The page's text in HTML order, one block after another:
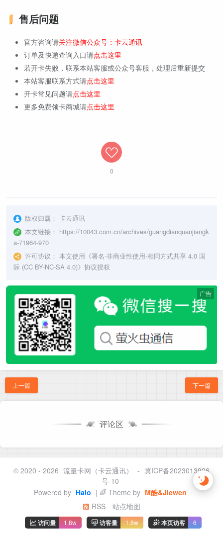
售后问题
官方咨询请关注微信公众号：卡云通讯
订单及快递查询入口请点击这里
若开卡失败，联系本站客服或公众号客服，处理后重新提交
本站客服联系方式请点击这里
开卡常见问题请点击这里
更多免费领卡商城请点击这里
0
版权归属： 卡云通讯
本文链接： https://10043.com.cn/archives/guangdianquanjiangk
a-71964-970
许可协议： 本文使用《署名-非商业性使用-相同方式共享 4.0 国
际 (CC BY-NC-SA 4.0)》协议授权
广告
上一篇 下一篇
评论区
© 2020 - 2026 流量卡网（卡云通讯） - 冀ICP备2023013996
号-10
Powered by Halo | 🌈 Theme by M酷&Jiewen
RSS
站点地图
访问量 1.8w 访客量 1.8w 本页访客 6